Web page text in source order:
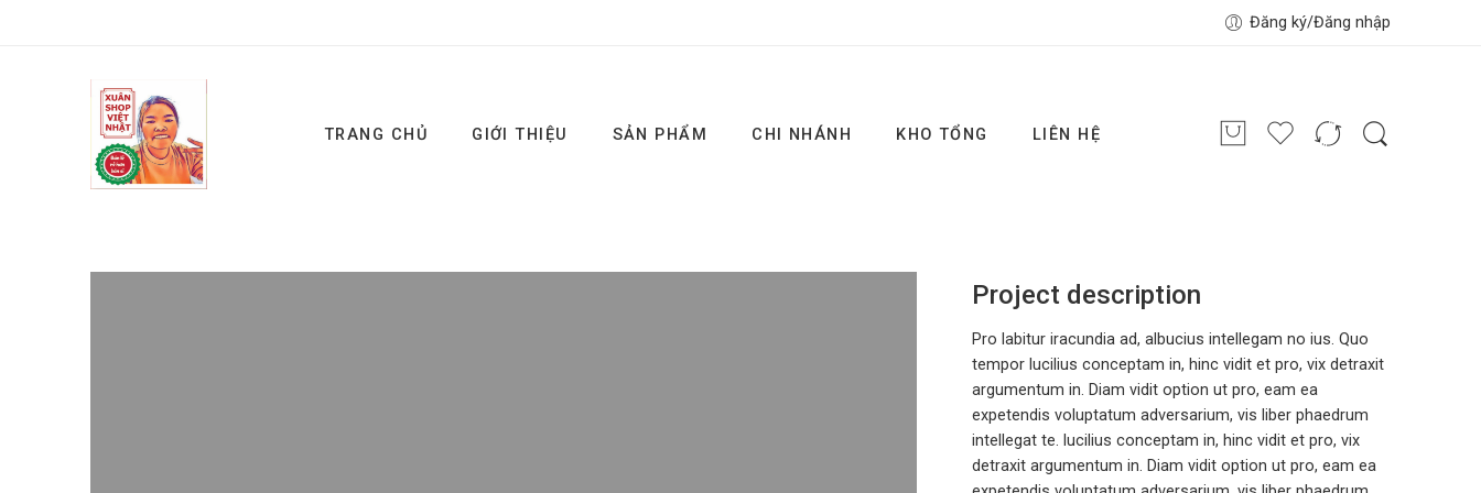
Đăng ký/Đăng nhập
TRANG CHỦ GIỚI THIỆU SẢN PHẨM CHI NHÁNH KHO TỔNG LIÊN HỆ
Project description
Pro labitur iracundia ad, albucius intellegam no ius. Quo
tempor lucilius conceptam in, hinc vidit et pro, vix detraxit
argumentum in. Diam vidit option ut pro, eam ea
expetendis voluptatum adversarium, vis liber phaedrum
intellegat te. lucilius conceptam in, hinc vidit et pro, vix
detraxit argumentum in. Diam vidit option ut pro, eam ea